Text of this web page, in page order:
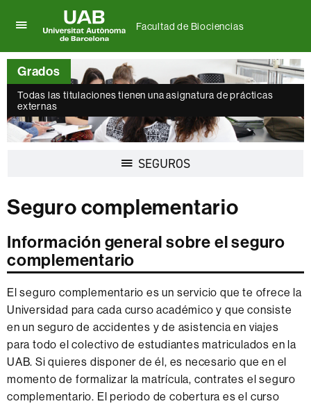
aquí
para
desplegar
el
menú
de
Facultad
de
Universitat
Autònoma
de
Barcelona
Facultad de Biociencias
Grados
Todas las titulaciones tienen una asignatura de prácticas
externas
SEGUROSDesplegar
Seguro complementario
Información general sobre el seguro
complementario
El seguro complementario es un servicio que te ofrece la
Universidad para cada curso académico y que consiste
en un seguro de accidentes y de asistencia en viajes
para todo el colectivo de estudiantes matriculados en la
UAB. Si quieres disponer de él, es necesario que en el
momento de formalizar la matrícula, contrates el seguro
complementario. El periodo de cobertura es el curso